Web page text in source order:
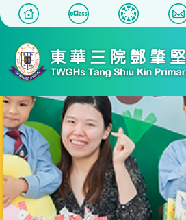
移至主內容